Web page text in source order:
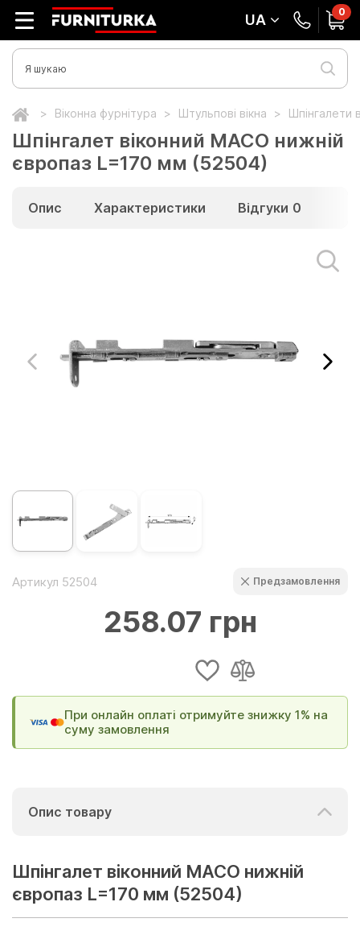
UA 0
Віконна фурнітура Штульпові вікна Шпінгалети
Шпінгалет віконний МАСО нижній
європаз L=170 мм (52504)
Опис Характеристики Відгуки 0
Артикул 52504 Предзамовлення
258.07 грн
При онлайн оплаті отримуйте знижку 1% на
суму замовлення
Опис товару
Шпінгалет віконний МАСО нижній
європаз L=170 мм (52504)